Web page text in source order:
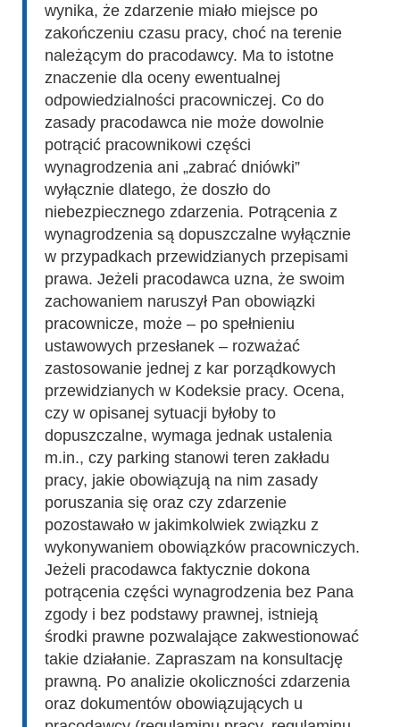
wynika, że zdarzenie miało miejsce po
zakończeniu czasu pracy, choć na terenie
należącym do pracodawcy. Ma to istotne
znaczenie dla oceny ewentualnej
odpowiedzialności pracowniczej. Co do
zasady pracodawca nie może dowolnie
potrącić pracownikowi części
wynagrodzenia ani „zabrać dniówki”
wyłącznie dlatego, że doszło do
niebezpiecznego zdarzenia. Potrącenia z
wynagrodzenia są dopuszczalne wyłącznie
w przypadkach przewidzianych przepisami
prawa. Jeżeli pracodawca uzna, że swoim
zachowaniem naruszył Pan obowiązki
pracownicze, może – po spełnieniu
ustawowych przesłanek – rozważać
zastosowanie jednej z kar porządkowych
przewidzianych w Kodeksie pracy. Ocena,
czy w opisanej sytuacji byłoby to
dopuszczalne, wymaga jednak ustalenia
m.in., czy parking stanowi teren zakładu
pracy, jakie obowiązują na nim zasady
poruszania się oraz czy zdarzenie
pozostawało w jakimkolwiek związku z
wykonywaniem obowiązków pracowniczych.
Jeżeli pracodawca faktycznie dokona
potrącenia części wynagrodzenia bez Pana
zgody i bez podstawy prawnej, istnieją
środki prawne pozwalające zakwestionować
takie działanie. Zapraszam na konsultację
prawną. Po analizie okoliczności zdarzenia
oraz dokumentów obowiązujących u